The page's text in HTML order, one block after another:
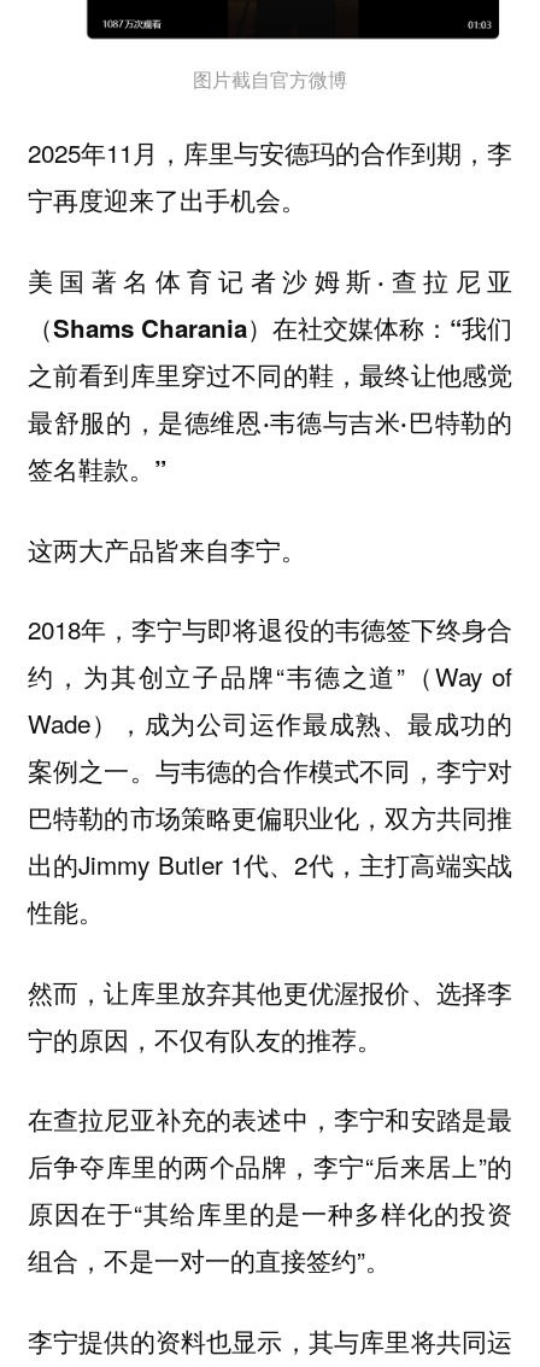
图片截自官方微博
2025年11月，库里与安德玛的合作到期，李
宁再度迎来了出手机会。
美国著名体育记者沙姆斯·查拉尼亚
（Shams Charania）在社交媒体称：“我们
之前看到库里穿过不同的鞋，最终让他感觉
最舒服的，是德维恩·韦德与吉米·巴特勒的
签名鞋款。”
这两大产品皆来自李宁。
2018年，李宁与即将退役的韦德签下终身合
约，为其创立子品牌“韦德之道”（Way of
Wade），成为公司运作最成熟、最成功的
案例之一。与韦德的合作模式不同，李宁对
巴特勒的市场策略更偏职业化，双方共同推
出的Jimmy Butler 1代、2代，主打高端实战
性能。
然而，让库里放弃其他更优渥报价、选择李
宁的原因，不仅有队友的推荐。
在查拉尼亚补充的表述中，李宁和安踏是最
后争夺库里的两个品牌，李宁“后来居上”的
原因在于“其给库里的是一种多样化的投资
组合，不是一对一的直接签约”。
李宁提供的资料也显示，其与库里将共同运